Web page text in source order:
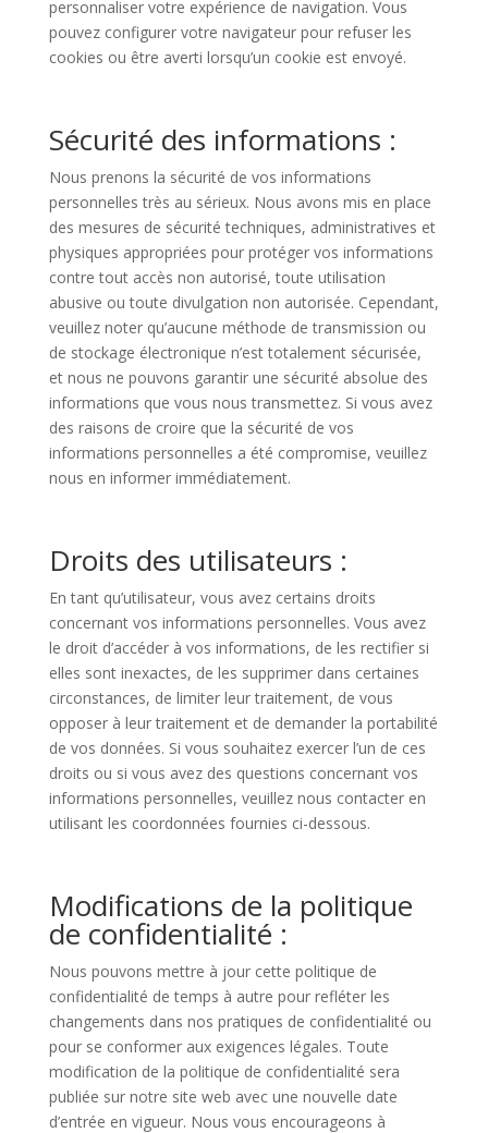
personnaliser votre expérience de navigation. Vous
pouvez configurer votre navigateur pour refuser les
cookies ou être averti lorsqu’un cookie est envoyé.
Sécurité des informations :
Nous prenons la sécurité de vos informations
personnelles très au sérieux. Nous avons mis en place
des mesures de sécurité techniques, administratives et
physiques appropriées pour protéger vos informations
contre tout accès non autorisé, toute utilisation
abusive ou toute divulgation non autorisée. Cependant,
veuillez noter qu’aucune méthode de transmission ou
de stockage électronique n’est totalement sécurisée,
et nous ne pouvons garantir une sécurité absolue des
informations que vous nous transmettez. Si vous avez
des raisons de croire que la sécurité de vos
informations personnelles a été compromise, veuillez
nous en informer immédiatement.
Droits des utilisateurs :
En tant qu’utilisateur, vous avez certains droits
concernant vos informations personnelles. Vous avez
le droit d’accéder à vos informations, de les rectifier si
elles sont inexactes, de les supprimer dans certaines
circonstances, de limiter leur traitement, de vous
opposer à leur traitement et de demander la portabilité
de vos données. Si vous souhaitez exercer l’un de ces
droits ou si vous avez des questions concernant vos
informations personnelles, veuillez nous contacter en
utilisant les coordonnées fournies ci-dessous.
Modifications de la politique
de confidentialité :
Nous pouvons mettre à jour cette politique de
confidentialité de temps à autre pour refléter les
changements dans nos pratiques de confidentialité ou
pour se conformer aux exigences légales. Toute
modification de la politique de confidentialité sera
publiée sur notre site web avec une nouvelle date
d’entrée en vigueur. Nous vous encourageons à